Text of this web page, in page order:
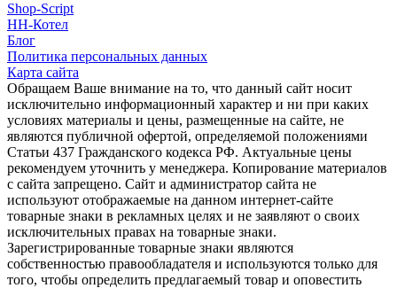
Shop-Script
НН-Котел
Блог
Политика персональных данных
Карта сайта
Обращаем Ваше внимание на то, что данный сайт носит
исключительно информационный характер и ни при каких
условиях материалы и цены, размещенные на сайте, не
являются публичной офертой, определяемой положениями
Статьи 437 Гражданского кодекса РФ. Актуальные цены
рекомендуем уточнить у менеджера. Копирование материалов
с сайта запрещено. Сайт и администратор сайта не
используют отображаемые на данном интернет-сайте
товарные знаки в рекламных целях и не заявляют о своих
исключительных правах на товарные знаки.
Зарегистрированные товарные знаки являются
собственностью правообладателя и используются только для
того, чтобы определить предлагаемый товар и оповестить